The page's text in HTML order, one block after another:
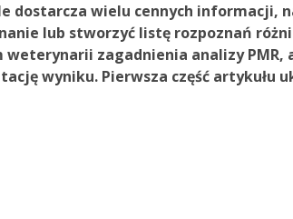
dostarcza wielu cennych informacji,
lub stworzyć listę rozpoznań
zagadnienia analizy PMR,
wyniku. Pierwsza część artykułu